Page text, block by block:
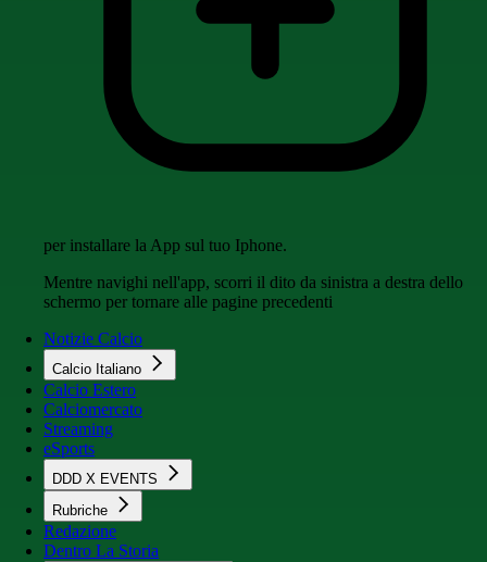
per installare la App sul tuo Iphone.
Mentre navighi nell'app, scorri il dito da sinistra a destra dello
schermo per tornare alle pagine precedenti
Notizie Calcio
Calcio Italiano
Calcio Estero
Calciomercato
Streaming
eSports
DDD X EVENTS
Rubriche
Redazione
Dentro La Storia